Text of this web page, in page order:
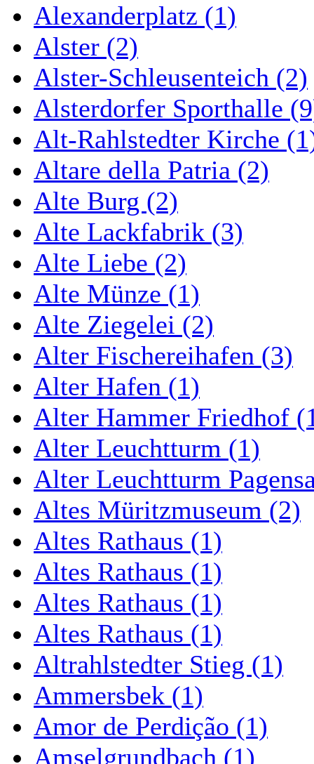
Alexanderplatz (1)
Alster (2)
Alster-Schleusenteich (2)
Alsterdorfer Sporthalle
Alt-Rahlstedter Kirche
Altare della Patria (2)
Alte Burg (2)
Alte Lackfabrik (3)
Alte Liebe (2)
Alte Münze (1)
Alte Ziegelei (2)
Alter Fischereihafen (3)
Alter Hafen (1)
Alter Hammer Friedhof
Alter Leuchtturm (1)
Alter Leuchtturm
Altes Müritzmuseum (2)
Altes Rathaus (1)
Altes Rathaus (1)
Altes Rathaus (1)
Altes Rathaus (1)
Altrahlstedter Stieg (1)
Ammersbek (1)
Amor de Perdição (1)
Amselgrundbach (1)